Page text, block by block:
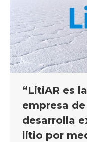
“LitiAR es
empresa
desarrolla
litio por